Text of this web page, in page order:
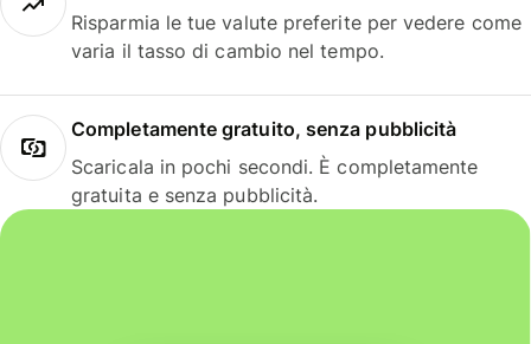
Risparmia le tue valute preferite per vedere come
varia il tasso di cambio nel tempo.
Completamente gratuito, senza pubblicità
Scaricala in pochi secondi. È completamente
gratuita e senza pubblicità.